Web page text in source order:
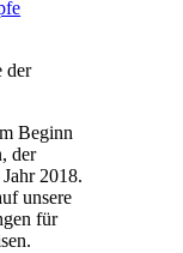
der
Beginn
der
2018.
unsere
für